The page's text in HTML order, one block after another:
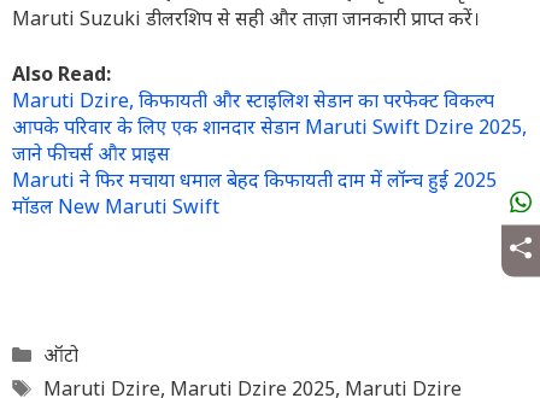
Maruti Suzuki डीलरशिप से सही और ताज़ा जानकारी प्राप्त करें।
Also Read:
Maruti Dzire, किफायती और स्टाइलिश सेडान का परफेक्ट विकल्प
आपके परिवार के लिए एक शानदार सेडान Maruti Swift Dzire 2025,
जाने फीचर्स और प्राइस
Maruti ने फिर मचाया धमाल बेहद किफायती दाम में लॉन्च हुई 2025
मॉडल New Maruti Swift
Categories
ऑटो
Tags
Maruti Dzire, Maruti Dzire 2025, Maruti Dzire